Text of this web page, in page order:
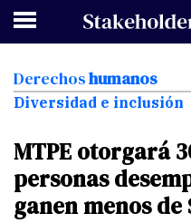
Derechoshumanos
Diversidad e inclusión
MTPE otorgará
personas
ganenmenos de